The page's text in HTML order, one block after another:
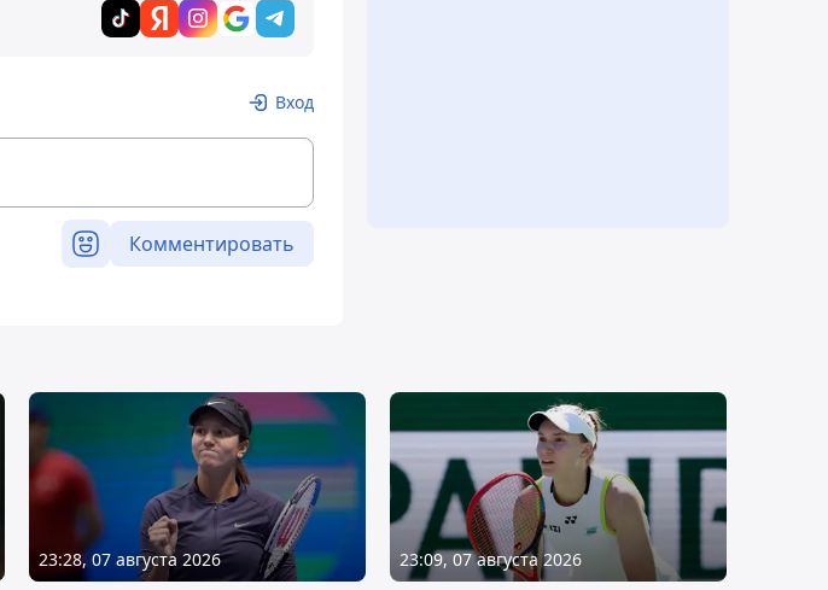
Вход
Комментировать
23:28, 07 августа 2026 23:09, 07 августа 2026